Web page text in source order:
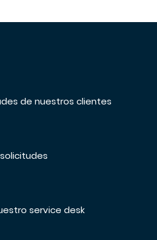
de nuestros clientes
service desk